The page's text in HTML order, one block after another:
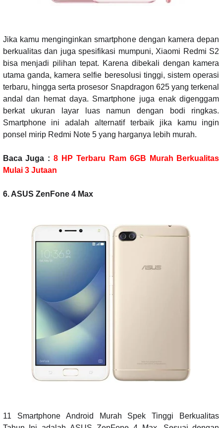
Jika kamu menginginkan smartphone dengan kamera depan
berkualitas dan juga spesifikasi mumpuni, Xiaomi Redmi S2
bisa menjadi pilihan tepat. Karena dibekali dengan kamera
utama ganda, kamera selfie beresolusi tinggi, sistem operasi
terbaru, hingga serta prosesor Snapdragon 625 yang terkenal
andal dan hemat daya. Smartphone juga enak digenggam
berkat ukuran layar luas namun dengan bodi ringkas.
Smartphone ini adalah alternatif terbaik jika kamu ingin
ponsel mirip Redmi Note 5 yang harganya lebih murah.
Baca Juga :8 HP Terbaru Ram 6GB Murah Berkualitas
Mulai 3 Jutaan
6. ASUS ZenFone 4 Max
11 Smartphone Android Murah Spek Tinggi Berkualitas